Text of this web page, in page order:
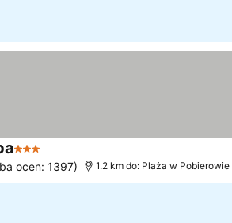
3 Kategoria
ocen: 1397) 1.2 km do: Plaża w Pobierowie